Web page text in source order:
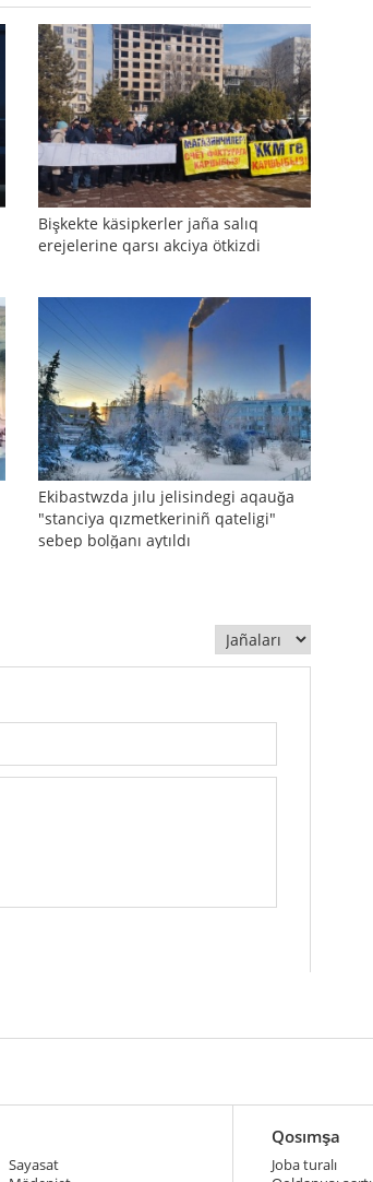
Bişkekte käsipkerler jaña salıq
erejelerine qarsı akciya ötkizdi
Ekibastwzda jılu jelisindegi aqauğa
"stanciya qızmetkeriniñ qateligi"
sebep bolğanı aytıldı
Sayasat
Qosımşa
Joba turalı